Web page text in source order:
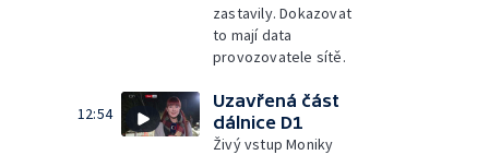
zastavily. Dokazovat
to mají data
provozovatele sítě.
12:54
Uzavřená část
dálnice D1
Živý vstup Moniky